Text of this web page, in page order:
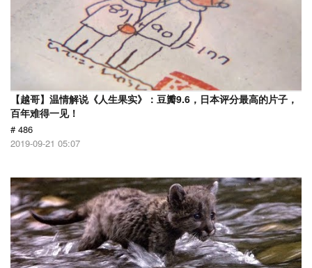
【越哥】温情解说《人生果实》：豆瓣9.6，日本评分最高的片子，
百年难得一见！
# 486
2019-09-21 05:07